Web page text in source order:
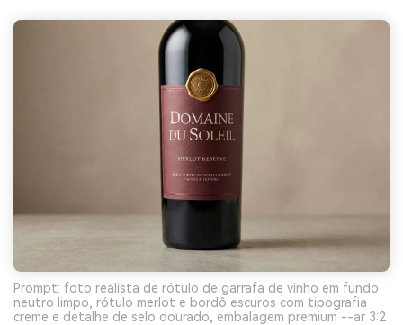
Prompt: foto realista de rótulo de garrafa de vinho em fundo
neutro limpo, rótulo merlot e bordô escuros com tipografia
creme e detalhe de selo dourado, embalagem premium --ar 3:2